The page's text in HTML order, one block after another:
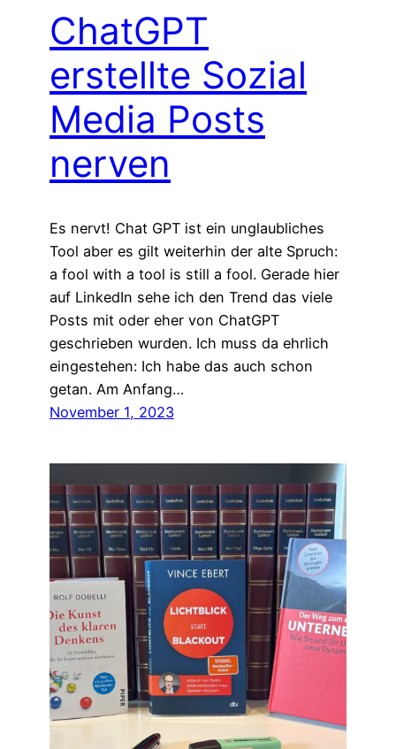
ChatGPT
erstellte Sozial
Media Posts
nerven
Es nervt! Chat GPT ist ein unglaubliches
Tool aber es gilt weiterhin der alte Spruch:
a fool with a tool is still a fool. Gerade hier
auf LinkedIn sehe ich den Trend das viele
Posts mit oder eher von ChatGPT
geschrieben wurden. Ich muss da ehrlich
eingestehen: Ich habe das auch schon
getan. Am Anfang…
November 1, 2023